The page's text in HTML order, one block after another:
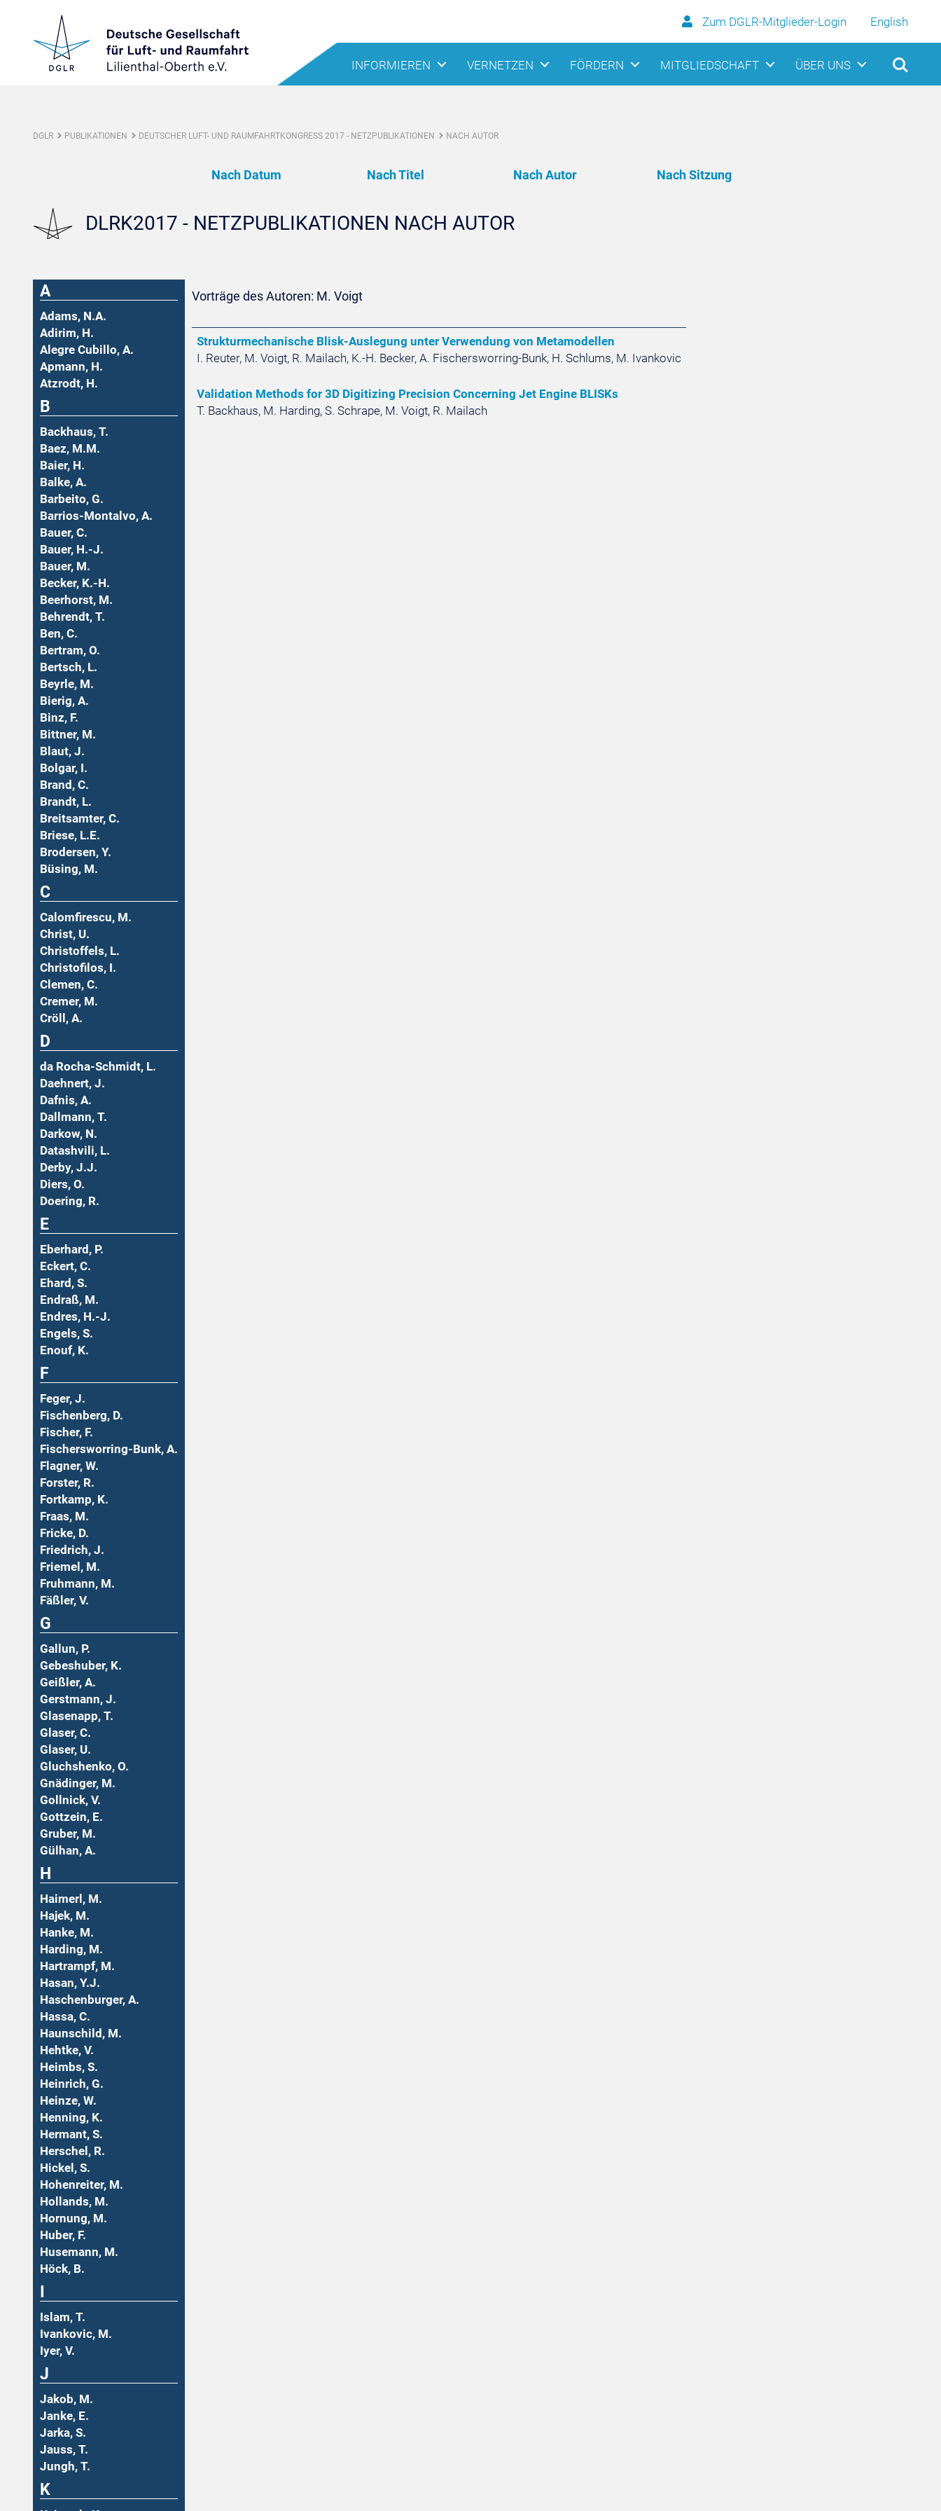
Zum DGLR-Mitglieder-Login English
INFORMIEREN VERNETZEN FÖRDERN MITGLIEDSCHAFT ÜBER UNS
DGLR PUBLIKATIONEN DEUTSCHER LUFT- UND RAUMFAHRTKONGRESS 2017 - NETZPUBLIKATIONEN NACH AUTOR
Nach Datum Nach Titel Nach Autor Nach Sitzung
DLRK2017 - NETZPUBLIKATIONEN NACH AUTOR
A
Adams, N.A.
Adirim, H.
Alegre Cubillo, A.
Apmann, H.
Atzrodt, H.
B
Backhaus, T.
Baez, M.M.
Baier, H.
Balke, A.
Barbeito, G.
Barrios-Montalvo, A.
Bauer, C.
Bauer, H.-J.
Bauer, M.
Becker, K.-H.
Beerhorst, M.
Behrendt, T.
Ben, C.
Bertram, O.
Bertsch, L.
Beyrle, M.
Bierig, A.
Binz, F.
Bittner, M.
Blaut, J.
Bolgar, I.
Brand, C.
Brandt, L.
Breitsamter, C.
Briese, L.E.
Brodersen, Y.
Büsing, M.
C
Calomfirescu, M.
Christ, U.
Christoffels, L.
Christofilos, I.
Clemen, C.
Cremer, M.
Cröll, A.
D
da Rocha-Schmidt, L.
Daehnert, J.
Dafnis, A.
Dallmann, T.
Darkow, N.
Datashvili, L.
Derby, J.J.
Diers, O.
Doering, R.
E
Eberhard, P.
Eckert, C.
Ehard, S.
Endraß, M.
Endres, H.-J.
Engels, S.
Enouf, K.
F
Feger, J.
Fischenberg, D.
Fischer, F.
Fischersworring-Bunk, A.
Flagner, W.
Forster, R.
Fortkamp, K.
Fraas, M.
Fricke, D.
Friedrich, J.
Friemel, M.
Fruhmann, M.
Fäßler, V.
G
Gallun, P.
Gebeshuber, K.
Geißler, A.
Gerstmann, J.
Glasenapp, T.
Glaser, C.
Glaser, U.
Gluchshenko, O.
Gnädinger, M.
Gollnick, V.
Gottzein, E.
Gruber, M.
Gülhan, A.
H
Haimerl, M.
Hajek, M.
Hanke, M.
Harding, M.
Hartrampf, M.
Hasan, Y.J.
Haschenburger, A.
Hassa, C.
Haunschild, M.
Hehtke, V.
Heimbs, S.
Heinrich, G.
Heinze, W.
Henning, K.
Hermant, S.
Herschel, R.
Hickel, S.
Hohenreiter, M.
Hollands, M.
Hornung, M.
Huber, F.
Husemann, M.
Höck, B.
Islam, T.
Ivankovic, M.
Iyer, V.
J
Jakob, M.
Janke, E.
Jarka, S.
Jauss, T.
Jungh, T.
K
Vorträge des Autoren: M. Voigt
Strukturmechanische Blisk-Auslegung unter Verwendung von Metamodellen
I. Reuter, M. Voigt, R. Mailach, K.-H. Becker, A. Fischersworring-Bunk, H. Schlums, M. Ivankovic
Validation Methods for 3D Digitizing Precision Concerning Jet Engine BLISKs
T. Backhaus, M. Harding, S. Schrape, M. Voigt, R. Mailach